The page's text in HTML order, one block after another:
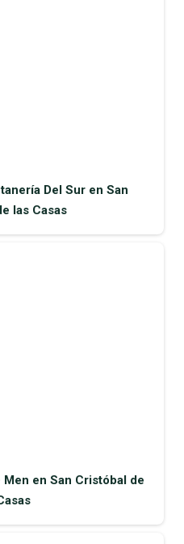
Del Sur en San
las Casas
en San Cristóbal de